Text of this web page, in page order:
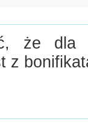
że dla
z